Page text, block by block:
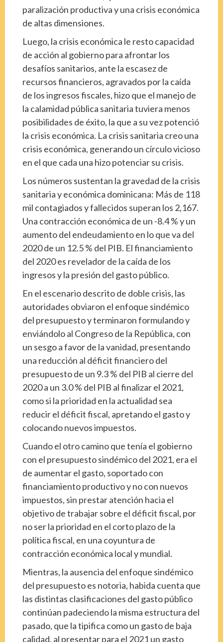
paralización productiva y una crisis económica
de altas dimensiones.
Luego, la crisis económica le resto capacidad
de acción al gobierno para afrontar los
desafíos sanitarios, ante la escasez de
recursos financieros, agravados por la caída
de los ingresos fiscales, hizo que el manejo de
la calamidad pública sanitaria tuviera menos
posibilidades de éxito, la que a su vez potenció
la crisis económica. La crisis sanitaria creo una
crisis económica, generando un círculo vicioso
en el que cada una hizo potenciar su crisis.
Los números sustentan la gravedad de la crisis
sanitaria y económica dominicana: Más de 118
mil contagiados y fallecidos superan los 2,167.
Una contracción económica de un -8.4 % y un
aumento del endeudamiento en lo que va del
2020 de un 12.5 % del PIB. El financiamiento
del 2020 es revelador de la caída de los
ingresos y la presión del gasto público.
En el escenario descrito de doble crisis, las
autoridades obviaron el enfoque sindémico
del presupuesto y terminaron formulando y
enviándolo al Congreso de la República, con
un sesgo a favor de la vanidad, presentando
una reducción al déficit financiero del
presupuesto de un 9.3 % del PIB al cierre del
2020 a un 3.0 % del PIB al finalizar el 2021,
como si la prioridad en la actualidad sea
reducir el déficit fiscal, apretando el gasto y
colocando nuevos impuestos.
Cuando el otro camino que tenía el gobierno
con el presupuesto sindémico del 2021, era el
de aumentar el gasto, soportado con
financiamiento productivo y no con nuevos
impuestos, sin prestar atención hacia el
objetivo de trabajar sobre el déficit fiscal, por
no ser la prioridad en el corto plazo de la
política fiscal, en una coyuntura de
contracción económica local y mundial.
Mientras, la ausencia del enfoque sindémico
del presupuesto es notoria, habida cuenta que
las distintas clasificaciones del gasto público
continúan padeciendo la misma estructura del
pasado, que la tipifica como un gasto de baja
calidad, al presentar para el 2021 un gasto